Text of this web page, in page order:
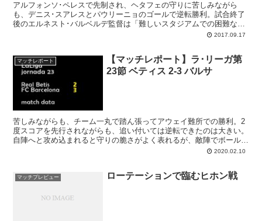
アルフォンソ･ペレスで先制され、ヘタフェの守りに苦しみながら
も、デニス･スアレスとパウリーニョのゴールで逆転勝利。試合終了
後のエルネスト･バルベルデ監督は「難しいスタジアムでの困難な試
合だった」と認めながらも、勝点3を持ち帰れたことに満足感を示し
2017.09.17
マッチレポート
【マッチレポート】ラ･リーガ第
23節 ベティス 2-3 バルサ
苦しみながらも、チーム一丸で踏ん張ってアウェイ難所での勝利。2
度スコアを先行されながらも、追い付いては逆転できたのは大きい。
自陣へと攻め込まれると守りの脆さがよく表れるが、敵陣でボールを
持つ方法を練り上げていくべきか。レオ･メッシがデ･ヨング、ブス
2020.02.10
マッチプレビュー ローテーションで臨むヒホン戦